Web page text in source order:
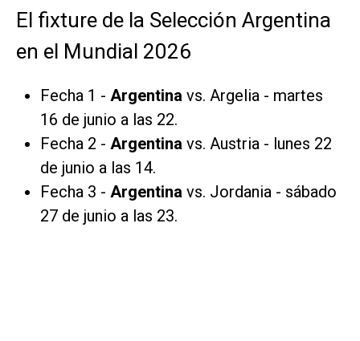
El fixture de la Selección Argentina
en el Mundial 2026
Fecha 1 - Argentina vs. Argelia - martes
16 de junio a las 22.
Fecha 2 - Argentina vs. Austria - lunes 22
de junio a las 14.
Fecha 3 - Argentina vs. Jordania - sábado
27 de junio a las 23.